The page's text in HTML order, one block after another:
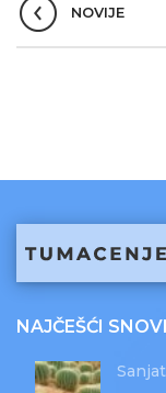
NOVIJE
NAJČEŠĆI SNOVI